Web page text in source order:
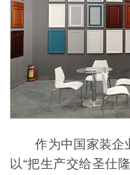
作为中国家装企
以“把生产交给圣仕